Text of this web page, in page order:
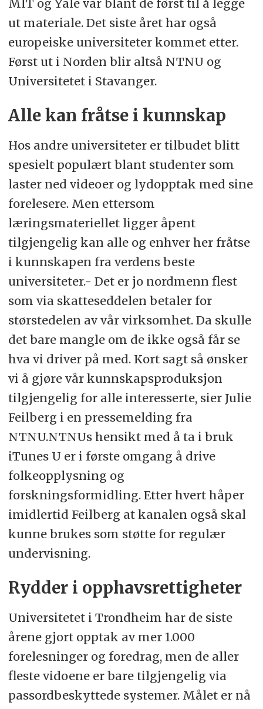
MIT og Yale var blant de først til å legge
ut materiale. Det siste året har også
europeiske universiteter kommet etter.
Først ut i Norden blir altså NTNU og
Universitetet i Stavanger.
Alle kan fråtse i kunnskap
Hos andre universiteter er tilbudet blitt
spesielt populært blant studenter som
laster ned videoer og lydopptak med sine
forelesere. Men ettersom
læringsmateriellet ligger åpent
tilgjengelig kan alle og enhver her fråtse
i kunnskapen fra verdens beste
universiteter.- Det er jo nordmenn flest
som via skatteseddelen betaler for
størstedelen av vår virksomhet. Da skulle
det bare mangle om de ikke også får se
hva vi driver på med. Kort sagt så ønsker
vi å gjøre vår kunnskapsproduksjon
tilgjengelig for alle interesserte, sier Julie
Feilberg i en pressemelding fra
NTNU.NTNUs hensikt med å ta i bruk
iTunes U er i første omgang å drive
folkeopplysning og
forskningsformidling. Etter hvert håper
imidlertid Feilberg at kanalen også skal
kunne brukes som støtte for regulær
undervisning.
Rydder i opphavsrettigheter
Universitetet i Trondheim har de siste
årene gjort opptak av mer 1.000
forelesninger og foredrag, men de aller
fleste vidoene er bare tilgjengelig via
passordbeskyttede systemer. Målet er nå